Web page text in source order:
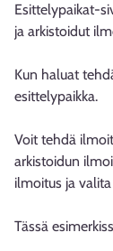
Esittelypaikat-
ja arkistoidut
Kun haluat
esittelypaikka.
Voit tehdä
arkistoidun
ilmoitus ja
Tässä